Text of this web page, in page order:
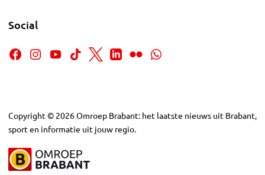
Social
Copyright © 2026Omroep Brabant: het laatste nieuws uit Brabant,
sport en informatie uit jouw regio.